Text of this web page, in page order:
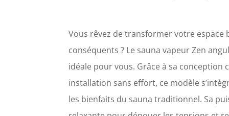
Vous rêvez de transformer votre
conséquents ? Le sauna vapeur Zen
idéale pour vous. Grâce à sa
installation sans effort, ce modèle
les bienfaits du sauna traditionnel. Sa